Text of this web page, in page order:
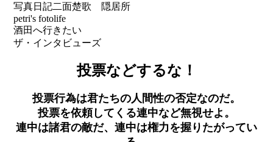
写真日記二面楚歌 隠居所
petri's fotolife
酒田へ行きたい
ザ・インタビューズ
投票などするな！
投票行為は君たちの人間性の否定なのだ。
投票を依頼してくる連中など無視せよ。
連中は諸君の敵だ、連中は権力を握りたがってい